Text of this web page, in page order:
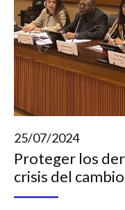
25/07/2024
Proteger los
crisis del